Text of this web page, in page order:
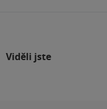
Viděli jste